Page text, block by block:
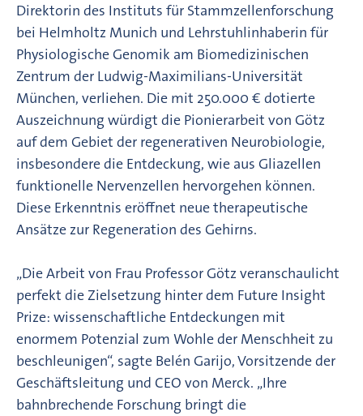
Direktorin des Instituts für Stammzellenforschung
bei Helmholtz Munich und Lehrstuhlinhaberin für
Physiologische Genomik am Biomedizinischen
Zentrum der Ludwig-Maximilians-Universität
München, verliehen. Die mit 250.000 € dotierte
Auszeichnung würdigt die Pionierarbeit von Götz
auf dem Gebiet der regenerativen Neurobiologie,
insbesondere die Entdeckung, wie aus Gliazellen
funktionelle Nervenzellen hervorgehen können.
Diese Erkenntnis eröffnet neue therapeutische
Ansätze zur Regeneration des Gehirns.
„Die Arbeit von Frau Professor Götz veranschaulicht
perfekt die Zielsetzung hinter dem Future Insight
Prize: wissenschaftliche Entdeckungen mit
enormem Potenzial zum Wohle der Menschheit zu
beschleunigen“, sagte Belén Garijo, Vorsitzende der
Geschäftsleitung und CEO von Merck. „Ihre
bahnbrechende Forschung bringt die